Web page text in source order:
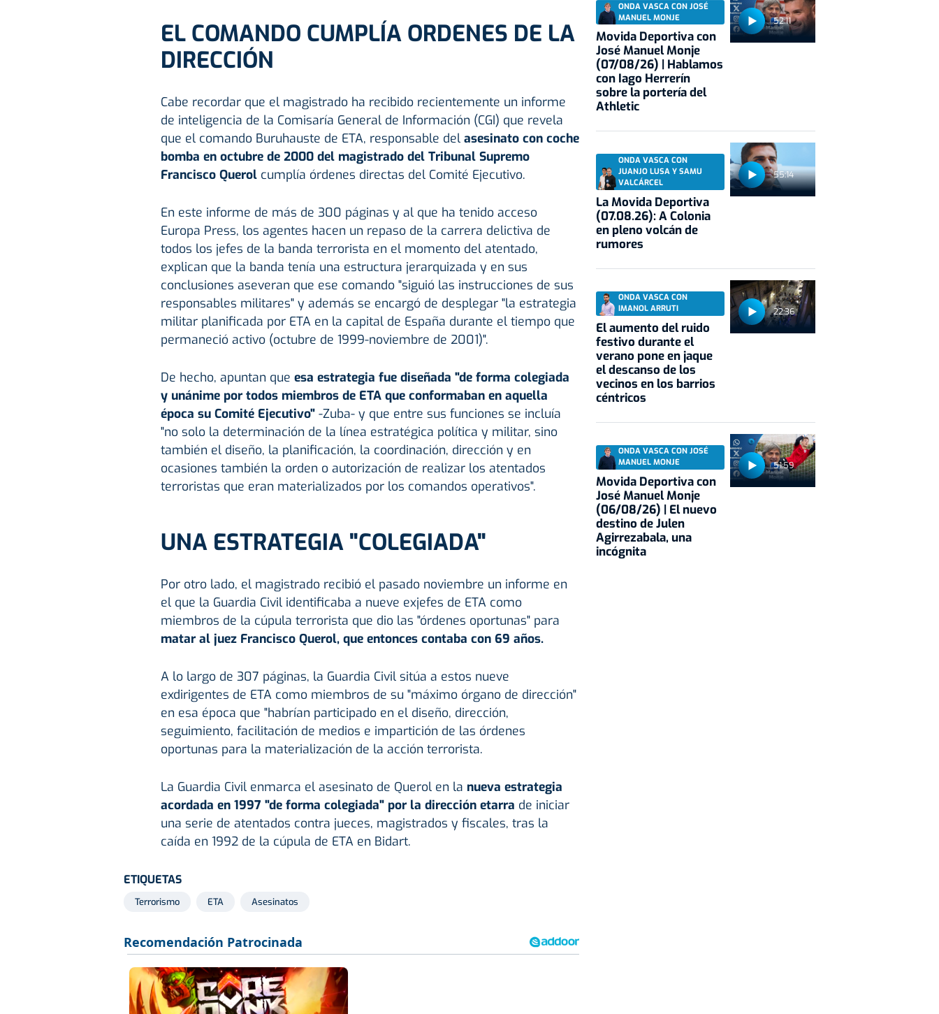
EL COMANDO CUMPLÍA ORDENES DE LA
DIRECCIÓN
Cabe recordar que el magistrado ha recibido recientemente un informe
de inteligencia de la Comisaría General de Información (CGI) que revela
que el comando Buruhauste de ETA, responsable del asesinato con coche
bomba en octubre de 2000 del magistrado del Tribunal Supremo
Francisco Querol cumplía órdenes directas del Comité Ejecutivo.
En este informe de más de 300 páginas y al que ha tenido acceso
Europa Press, los agentes hacen un repaso de la carrera delictiva de
todos los jefes de la banda terrorista en el momento del atentado,
explican que la banda tenía una estructura jerarquizada y en sus
conclusiones aseveran que ese comando "siguió las instrucciones de sus
responsables militares" y además se encargó de desplegar "la estrategia
militar planificada por ETA en la capital de España durante el tiempo que
permaneció activo (octubre de 1999-noviembre de 2001)".
De hecho, apuntan que esa estrategia fue diseñada "de forma colegiada
y unánime por todos miembros de ETA que conformaban en aquella
época su Comité Ejecutivo"-Zuba- y que entre sus funciones se incluía
"no solo la determinación de la línea estratégica política y militar, sino
también el diseño, la planificación, la coordinación, dirección y en
ocasiones también la orden o autorización de realizar los atentados
terroristas que eran materializados por los comandos operativos".
UNA ESTRATEGIA "COLEGIADA"
Por otro lado, el magistrado recibió el pasado noviembre un informe en
el que la Guardia Civil identificaba a nueve exjefes de ETA como
miembros de la cúpula terrorista que dio las "órdenes oportunas" para
matar al juez Francisco Querol, que entonces contaba con 69 años.
A lo largo de 307 páginas, la Guardia Civil sitúa a estos nueve
exdirigentes de ETA como miembros de su "máximo órgano de dirección"
en esa época que "habrían participado en el diseño, dirección,
seguimiento, facilitación de medios e impartición de las órdenes
oportunas para la materialización de la acción terrorista.
La Guardia Civil enmarca el asesinato de Querol en la nueva estrategia
acordada en 1997 "de forma colegiada" por la dirección etarra de iniciar
una serie de atentados contra jueces, magistrados y fiscales, tras la
caída en 1992 de la cúpula de ETA en Bidart.
ETIQUETAS
Terrorismo ETA Asesinatos
52:11
ONDA VASCA CON JOSÉ
MANUEL MONJE
Movida Deportiva con
José Manuel Monje
(07/08/26) | Hablamos
con Iago Herrerín
sobre la portería del
Athletic
55:14
ONDA VASCA CON
JUANJO LUSA Y SAMU
VALCÁRCEL
La Movida Deportiva
(07.08.26): A Colonia
en pleno volcán de
rumores
22:36
ONDA VASCA CON
IMANOL ARRUTI
El aumento del ruido
festivo durante el
verano pone en jaque
el descanso de los
vecinos en los barrios
céntricos
51:59
ONDA VASCA CON JOSÉ
MANUEL MONJE
Movida Deportiva con
José Manuel Monje
(06/08/26) | El nuevo
destino de Julen
Agirrezabala, una
incógnita